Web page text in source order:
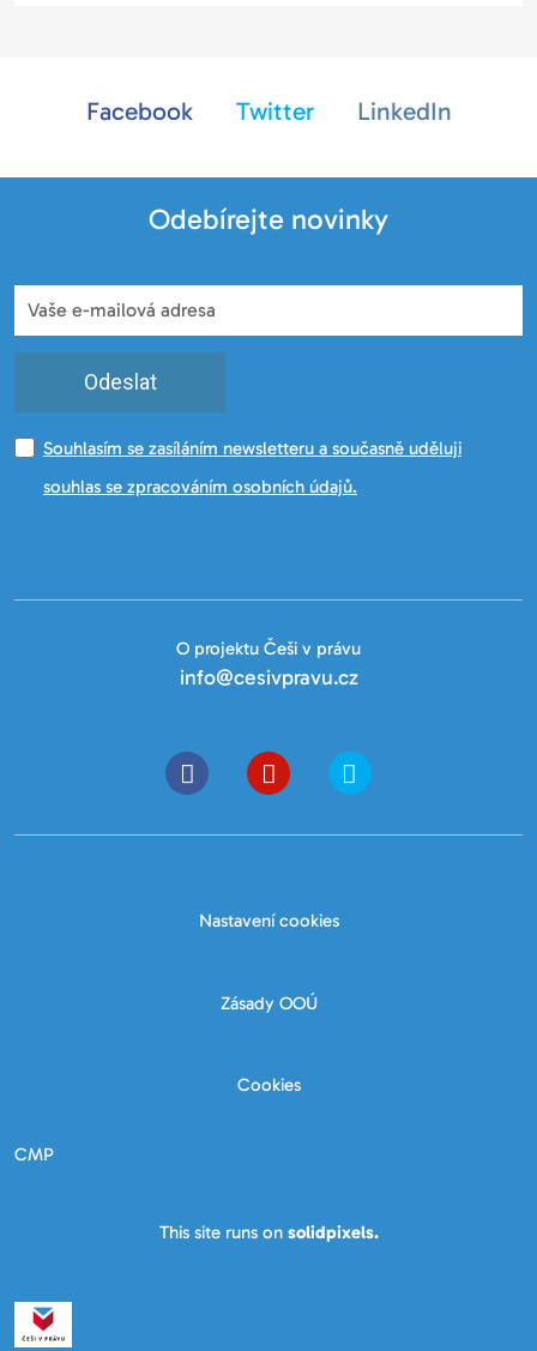
Facebook Twitter LinkedIn
Odebírejte novinky
Odeslat
Souhlasím se zasíláním newsletteru a současně uděluji
souhlas se zpracováním osobních údajů.
O projektu Češi v právu
info@cesivpravu.cz
Nastavení cookies
Zásady OOÚ
Cookies
CMP
This site runs on solidpixels.